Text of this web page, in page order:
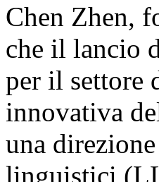
Chen Zhen,
che il lancio
per il settore
innovativa
una
linguistici